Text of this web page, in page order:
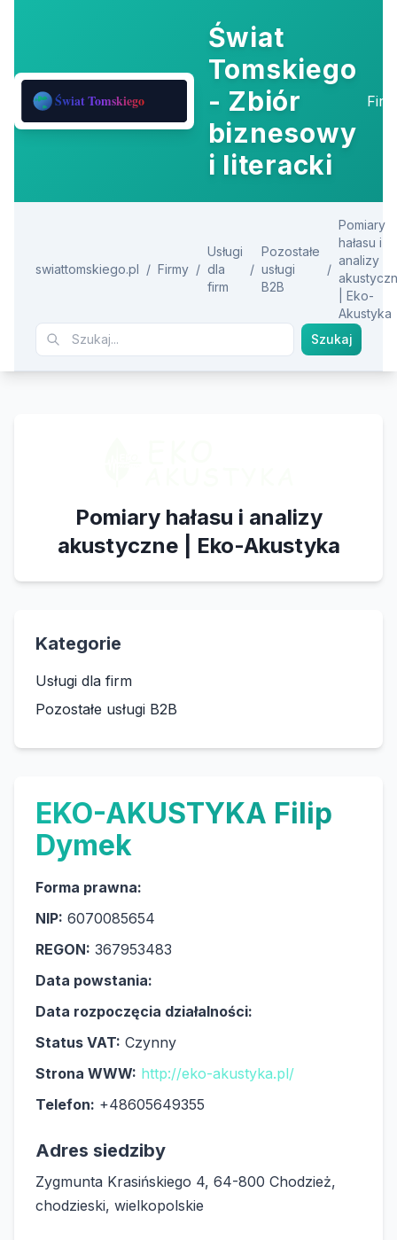
Świat
Tomskiego
- Zbiór
biznesowy
i literacki
swiattomskiego.pl / Firmy /
Usługi
dla
firm
/
Pozostałe
usługi
B2B
/
Pomiary
hałasu i
analizy
| Eko-
Akustyka
Szukaj
Pomiary hałasu i analizy
akustyczne | Eko-Akustyka
Kategorie
Usługi dla firm
Pozostałe usługi B2B
EKO-AKUSTYKA Filip
Dymek
Forma prawna:
NIP: 6070085654
REGON: 367953483
Data powstania:
Data rozpoczęcia działalności:
Status VAT: Czynny
Strona WWW: http://eko-akustyka.pl/
Telefon: +48605649355
Adres siedziby
Zygmunta Krasińskiego 4, 64-800 Chodzież,
chodzieski, wielkopolskie